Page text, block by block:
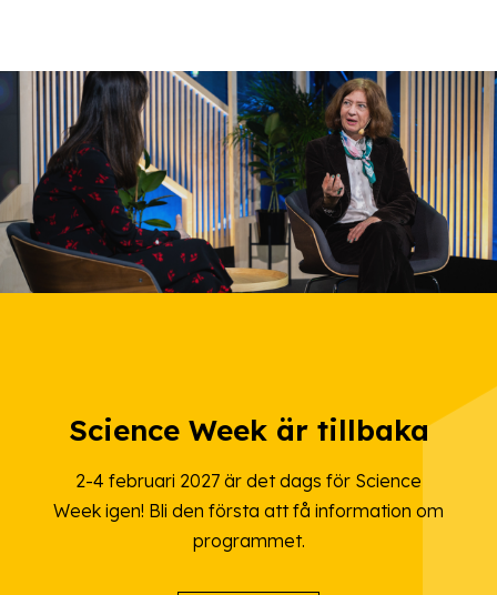
Science Week är tillbaka
2-4 februari 2027 är det dags för Science
Week igen! Bli den första att få information om
programmet.